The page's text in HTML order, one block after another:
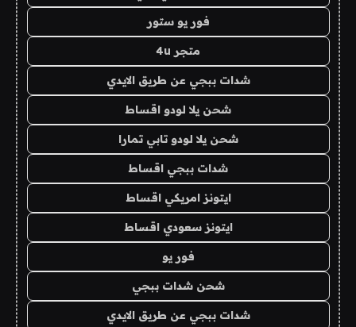
فور يو ستور
متجر 4u
شدات ببجي عن طريق الايدي
شحن يلا لودو اقساط
شحن يلا لودو تابي تمارا
شدات ببجي اقساط
ايتونز امريكي اقساط
ايتونز سعودي اقساط
فور يو
شحن شدات ببجي
شدات ببجي عن طريق الايدي